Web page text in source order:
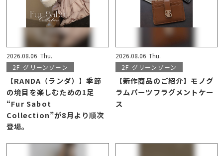
2026.08.06 Thu.
2F グリーンゾーン
【RANDA（ランダ）】季節
の境目を楽しむための1足
“Fur Sabot
Collection”が8月より順次
登場。
2026.08.06 Thu.
2F グリーンゾーン
【新作商品のご紹介】モノグ
ラムパーツフラグメントケー
ス